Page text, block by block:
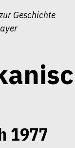
Geschichte
1977